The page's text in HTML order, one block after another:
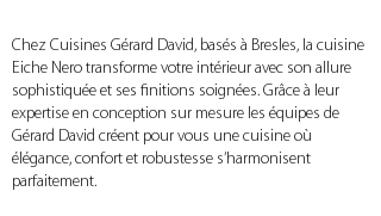
Chez Cuisines Gérard David, basés à Bresles, la cuisine
Eiche Nero transforme votre intérieur avec son allure
sophistiquée et ses finitions soignées. Grâce à leur
expertise en conception sur mesure les équipes de
Gérard David créent pour vous une cuisine où
élégance, confort et robustesse s’harmonisent
parfaitement.